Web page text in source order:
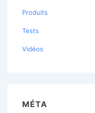
Produits
Tests
Vidéos
MÉTA